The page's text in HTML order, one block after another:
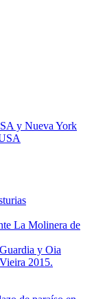
y Nueva York
La Molinera de
y Oia
2015.